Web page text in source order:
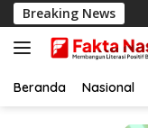
Langsung
ke
konten
Breaking News
Garuda
Beranda Nasional